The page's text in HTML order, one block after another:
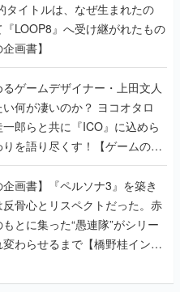
タイトルは、なぜ生まれたの
LOOP8』へ受け継がれたもの
画書】
ゲームデザイナー・上田文人
い何が凄いのか？ ヨコオタロ
郎らと共に『ICO』に込めら
を語り尽くす！【ゲームの企
企画書】『ペルソナ3』を築き
骨心とリスペクトだった。赤
とに集った“愚連隊”がシリー
わらせるまで【橋野桂インタ